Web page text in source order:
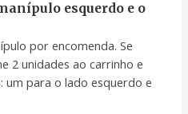
esquerdo e o
por encomenda. Se
2 unidades ao carrinho e
um para o lado esquerdo e